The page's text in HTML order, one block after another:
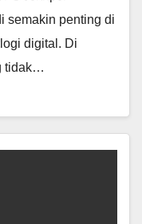
semakin penting di
digital. Di
tidak…